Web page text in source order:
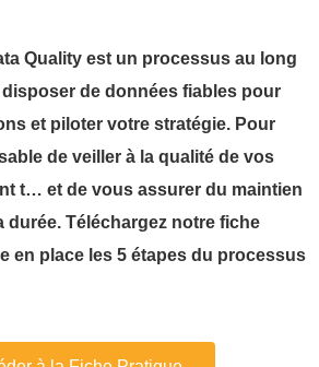
Quality est un processus au long
de données fiables pour
et piloter votre stratégie. Pour
de veiller à la qualité de vos
t… et de vous assurer du maintien
durée. Téléchargez notre fiche
en place les 5 étapes du processus